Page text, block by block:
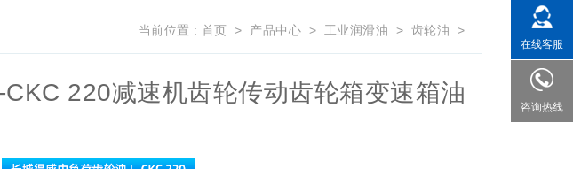
当前位置 : 首页 > 产品中心 > 工业润滑油 > 齿轮油 >
220减速机齿轮传动齿轮箱变速箱油
在线客服
咨询热线